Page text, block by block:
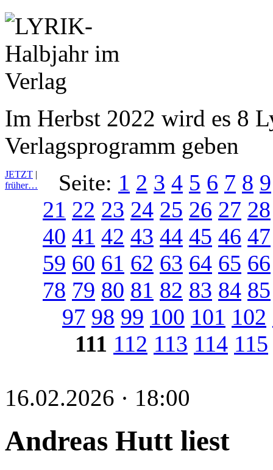
Im Herbst 2022 wird es 8
Verlagsprogramm geben
JETZT |
früher…
Seite: 1 2 3 4 5 6 7 8 9
21 22 23 24 25 26 27 28
40 41 42 43 44 45 46 47
59 60 61 62 63 64 65 66
78 79 80 81 82 83 84 85
97 98 99 100 101 102
111 112 113 114 115
16.02.2026 · 18:00
Andreas Hutt liest